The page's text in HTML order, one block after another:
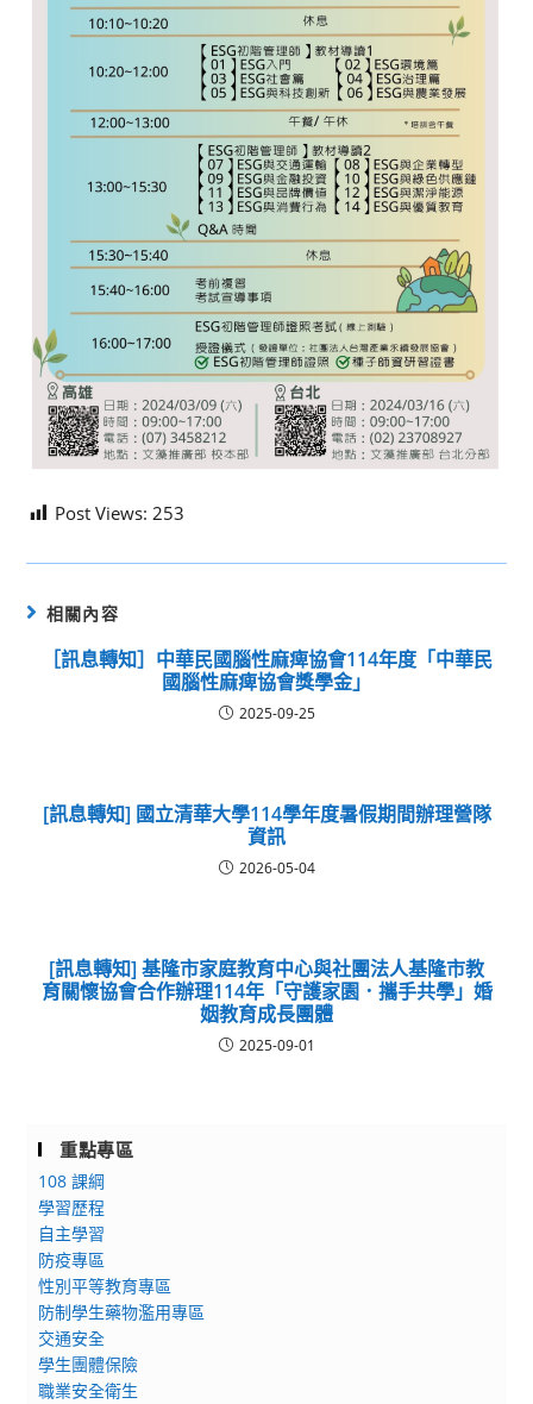
Post Views: 253
相關內容
［訊息轉知］中華民國腦性麻痺協會114年度「中華民
國腦性麻痺協會獎學金」
2025-09-25
[訊息轉知] 國立清華大學114學年度暑假期間辦理營隊
資訊
2026-05-04
[訊息轉知] 基隆市家庭教育中心與社團法人基隆市教
育關懷協會合作辦理114年「守護家園．攜手共學」婚
姻教育成長團體
2025-09-01
重點專區
108 課綱
學習歷程
自主學習
防疫專區
性別平等教育專區
防制學生藥物濫用專區
交通安全
學生團體保險
職業安全衛生